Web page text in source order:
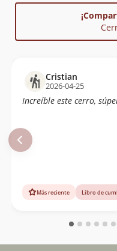
Cristian
2026-04-25
Increíble este cerro,
Más reciente Libro de